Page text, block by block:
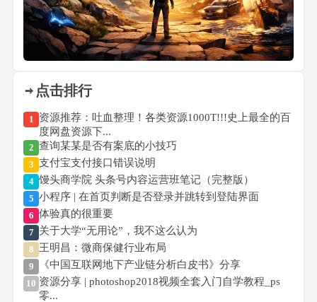
点击排行
1 资源推荐：吐血整理！各类资源1000T!!!史上最全的百
度网盘资源下...
2 查询某某是否有案底的小技巧
3 支付宝支付接口错误说明
4 馒头商学院 头条号内容运营班笔记（完整版）
5 小程序 | 在首页判断是否登录并跳转到登陆界面
6 体验真的很重要
7 关于大学“无用论”，我不这么认为
8 王明昌：微商保健行业布局
9 《中国互联网地下产业链分析白皮书》分享
10 资源分享 | photoshop2018视频全套入门自学教程_ps
零...